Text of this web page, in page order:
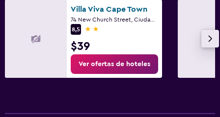
Villa Viva Cape Town
8,5
2 estrellas
$39
Ver ofertas de hoteles